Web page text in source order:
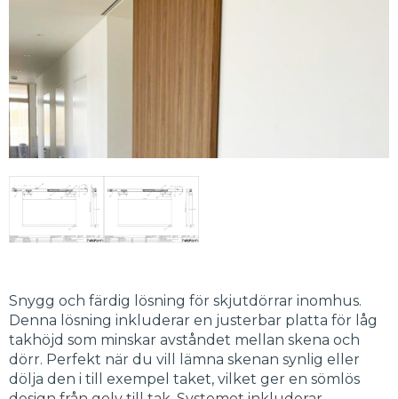
Snygg och färdig lösning för skjutdörrar inomhus.
Denna lösning inkluderar en justerbar platta för låg
takhöjd som minskar avståndet mellan skena och
dörr. Perfekt när du vill lämna skenan synlig eller
dölja den i till exempel taket, vilket ger en sömlös